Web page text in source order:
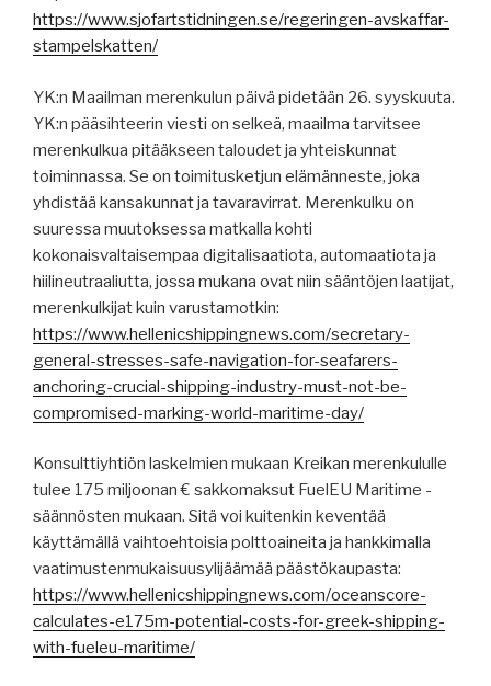
https://www.sjofartstidningen.se/regeringen-avskaffar-
stampelskatten/
YK:n Maailman merenkulun päivä pidetään 26. syyskuuta.
YK:n pääsihteerin viesti on selkeä, maailma tarvitsee
merenkulkua pitääkseen taloudet ja yhteiskunnat
toiminnassa. Se on toimitusketjun elämänneste, joka
yhdistää kansakunnat ja tavaravirrat. Merenkulku on
suuressa muutoksessa matkalla kohti
kokonaisvaltaisempaa digitalisaatiota, automaatiota ja
hiilineutraaliutta, jossa mukana ovat niin sääntöjen laatijat,
merenkulkijat kuin varustamotkin:
https://www.hellenicshippingnews.com/secretary-
general-stresses-safe-navigation-for-seafarers-
anchoring-crucial-shipping-industry-must-not-be-
compromised-marking-world-maritime-day/
Konsulttiyhtiön laskelmien mukaan Kreikan merenkululle
tulee 175 miljoonan € sakkomaksut FuelEU Maritime -
säännösten mukaan. Sitä voi kuitenkin keventää
käyttämällä vaihtoehtoisia polttoaineita ja hankkimalla
vaatimustenmukaisuusylijäämää päästökaupasta:
https://www.hellenicshippingnews.com/oceanscore-
calculates-e175m-potential-costs-for-greek-shipping-
with-fueleu-maritime/